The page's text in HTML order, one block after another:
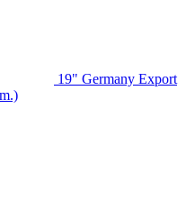
19" Germany Export